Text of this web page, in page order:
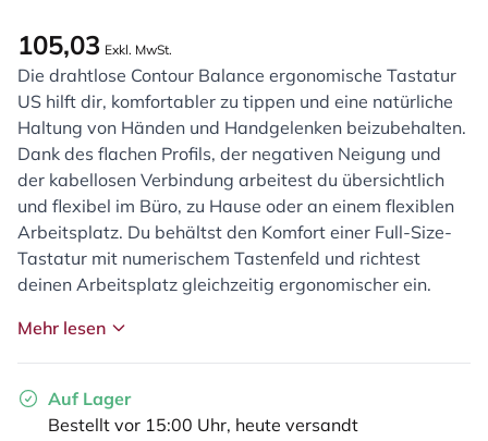
105,03 Exkl. MwSt.
Die drahtlose Contour Balance ergonomische Tastatur
US hilft dir, komfortabler zu tippen und eine natürliche
Haltung von Händen und Handgelenken beizubehalten.
Dank des flachen Profils, der negativen Neigung und
der kabellosen Verbindung arbeitest du übersichtlich
und flexibel im Büro, zu Hause oder an einem flexiblen
Arbeitsplatz. Du behältst den Komfort einer Full-Size-
Tastatur mit numerischem Tastenfeld und richtest
deinen Arbeitsplatz gleichzeitig ergonomischer ein.
Mehr lesen
Auf Lager
Bestellt vor 15:00 Uhr, heute versandt